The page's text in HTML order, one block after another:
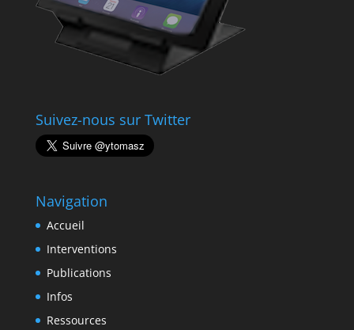
Suivez-nous sur Twitter
Navigation
Accueil
Interventions
Publications
Infos
Ressources